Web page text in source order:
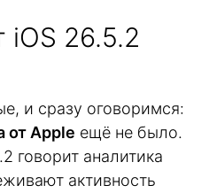
iOS 26.5.2
и сразу оговоримся:
от Apple ещё не было.
говорит аналитика
активность